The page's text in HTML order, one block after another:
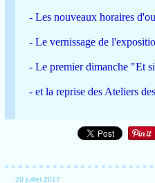
- Les nouveaux horaires
- Le vernissage de
- Le premier dimanche "Et
- et la reprise des Ateliers
20 juillet 2017